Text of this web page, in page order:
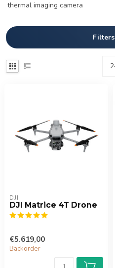
thermal imaging camera
Filters
DJI
DJI Matrice 4T Drone
€5.619,00
Backorder